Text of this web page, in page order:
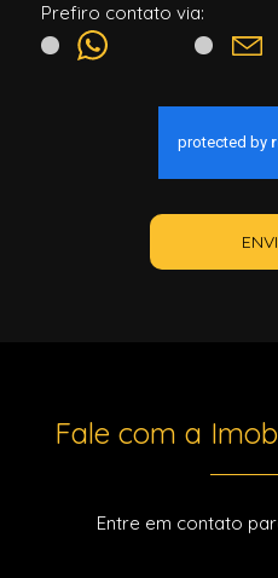
Prefiro contato via:
Fale com a
Entre em contato